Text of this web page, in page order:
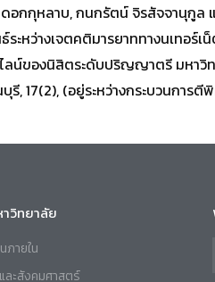
กกุหลาบ, กนกรัตน์ จิรสัจจานุกูล
ะหว่างเจตคติมารยาททางนเทอร์เ
น์ของนิสิตระดับปริญญาตรี มหาวิท
รี, 17(2), (อยู่ระหว่างกระบวนการตี
วิทยาลัย
ภายใน
ะสังคมศาสตร์